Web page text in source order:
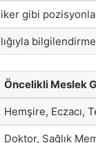
gibi
Öncelikli Meslek
Hemşire, Eczacı,
Doktor, Sağlık